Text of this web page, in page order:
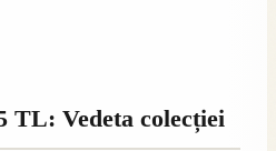
TL: Vedeta colecției